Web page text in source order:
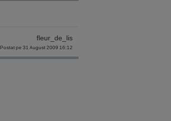
fleur_de_lis
Postat pe 31 August 2009 16:12